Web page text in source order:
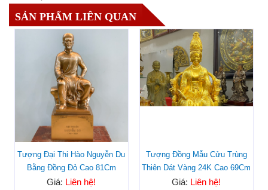
SẢN PHẨM LIÊN QUAN
Tượng Đại Thi Hào Nguyễn Du
Bằng Đồng Đỏ Cao 81Cm
Giá: Liên hệ!
Tượng Đồng Mẫu Cửu Trùng
Thiên Dát Vàng 24K Cao 69Cm
Giá: Liên hệ!